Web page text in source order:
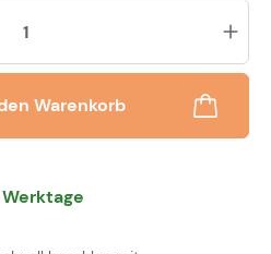
Warenkorb